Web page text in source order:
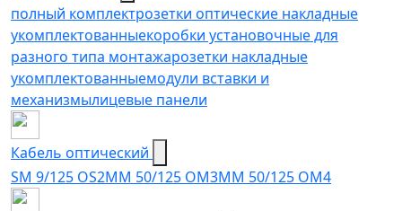
полный комплектрозетки оптические накладные
укомплектованныекоробки установочные для
разного типа монтажарозетки накладные
укомплектованныемодули вставки и
механизмылицевые панели
Кабель оптический
SM 9/125 OS2MM 50/125 OM3MM 50/125 OM4